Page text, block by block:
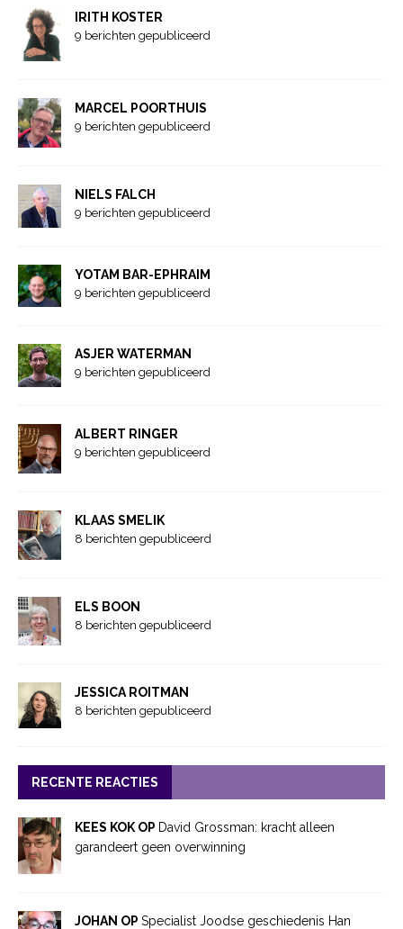
IRITH KOSTER
9 berichten gepubliceerd
MARCEL POORTHUIS
9 berichten gepubliceerd
NIELS FALCH
9 berichten gepubliceerd
YOTAM BAR-EPHRAIM
9 berichten gepubliceerd
ASJER WATERMAN
9 berichten gepubliceerd
ALBERT RINGER
9 berichten gepubliceerd
KLAAS SMELIK
8 berichten gepubliceerd
ELS BOON
8 berichten gepubliceerd
JESSICA ROITMAN
8 berichten gepubliceerd
RECENTE REACTIES
KEES KOK OP David Grossman: kracht alleen
garandeert geen overwinning
JOHAN OP Specialist Joodse geschiedenis Han